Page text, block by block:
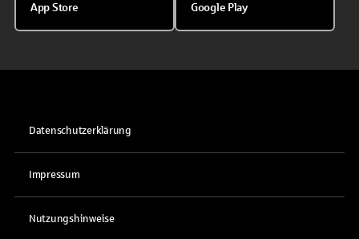
App Store Google Play
Datenschutzerklärung
Impressum
Nutzungshinweise